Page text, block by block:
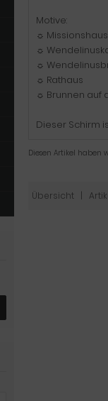
Motive:
☼ Missionshaus
☼
☼
☼ Rathaus
☼ Brunnen auf
Dieser Schirm
Diesen Artikel haben
Übersicht |